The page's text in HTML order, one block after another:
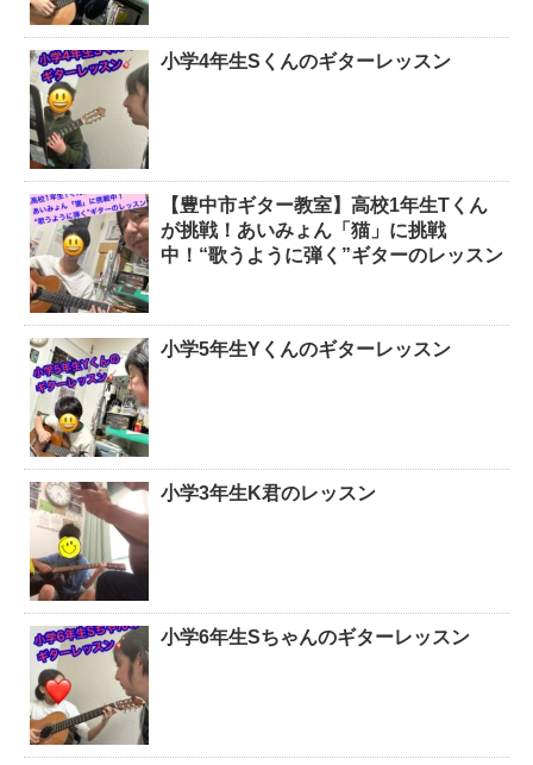
小学4年生Sくんのギターレッスン
【豊中市ギター教室】高校1年生Tくん
が挑戦！あいみょん「猫」に挑戦
中！“歌うように弾く”ギターのレッスン
小学5年生Yくんのギターレッスン
小学3年生K君のレッスン
小学6年生Sちゃんのギターレッスン